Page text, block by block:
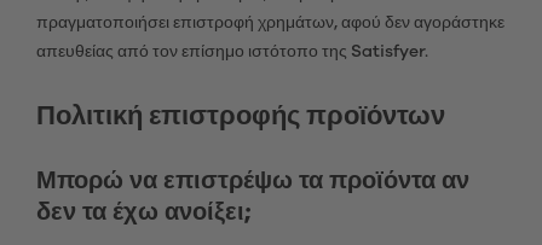
πραγματοποιήσει επιστροφή χρημάτων, αφού δεν αγοράστηκε
απευθείας από τον επίσημο ιστότοπο της Satisfyer.
Πολιτική επιστροφής προϊόντων
Μπορώ να επιστρέψω τα προϊόντα αν
δεν τα έχω ανοίξει;